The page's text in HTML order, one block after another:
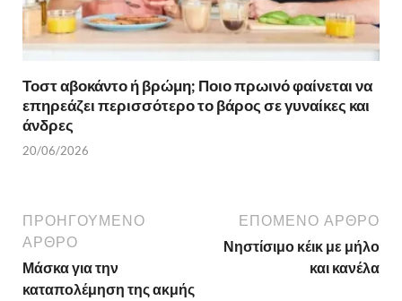
Τοστ αβοκάντο ή βρώμη; Ποιο πρωινό φαίνεται να
επηρεάζει περισσότερο το βάρος σε γυναίκες και
άνδρες
20/06/2026
ΠΡΟΗΓΟΎΜΕΝΟ
ΆΡΘΡΟ
Μάσκα για την
καταπολέμηση της ακμής
ΕΠΌΜΕΝΟ ΆΡΘΡΟ
Νηστίσιμο κέικ με μήλο
και κανέλα